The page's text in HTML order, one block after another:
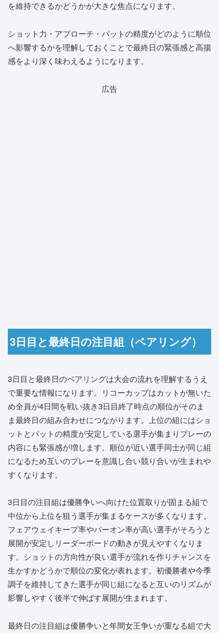
を維持できるかどうかが大きな焦点になります。
ショット力・アプローチ・パットの精度がどのように順位
へ影響するかを理解しておくことで最終日の緊張感と高揚
感をより深く味わえるようになります。
広告
3日目と最終日の注目組（ペアリング）
3日目と最終日のペアリングは大会の流れを理解するうえ
で重要な情報になります。リコーカップはカットが無いた
め全員が4日間を戦い抜き3日目終了時点の順位がそのま
ま最終日の組み合わせにつながります。上位の組にはショ
ットとパットの精度が安定している選手が集まりプレーの
内容にも緊張感が増します。順位が近い選手同士が同じ組
になるため互いのプレーを意識し合い競り合いが生まれや
すくなります。
3日目の注目組は優勝争いへ向けた位置取りが固まる組で
中位から上位を狙う選手が集まるケースが多くなります。
フェアウェイキープ率やパーオン率が高い選手がそろうと
展開が安定しリーダーボードの動きが見えやすくなりま
す。ショットの方向性が良い選手が流れを作りチャンスを
生かすかどうかで順位の変化が表れます。初優勝者や今季
調子を維持してきた選手が同じ組になると互いのリズムが
影響しやすく後半で伸ばす展開が生まれます。
最終日の注目組は優勝争いと年間女王争いが重なる組で大